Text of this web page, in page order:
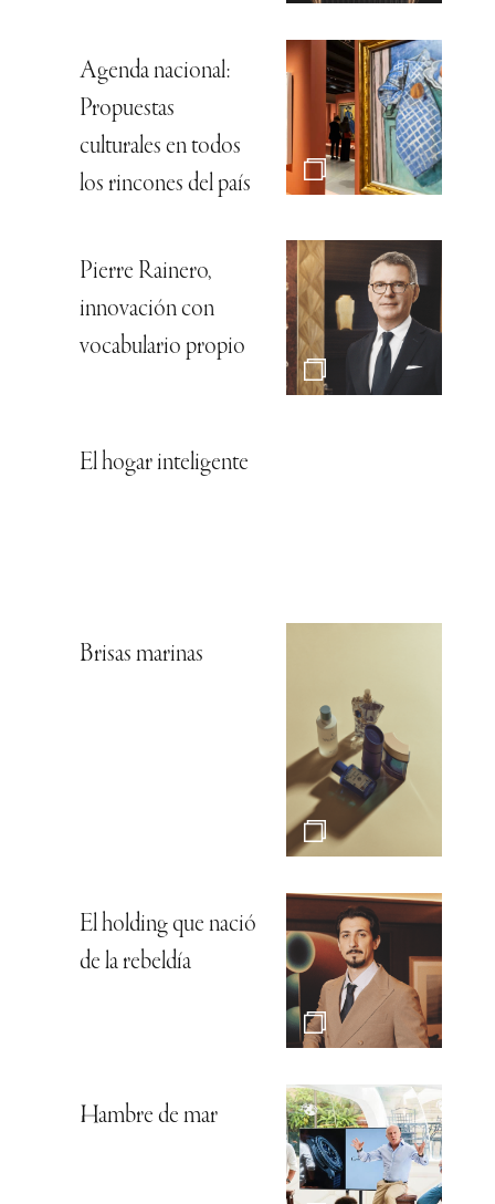
Agenda nacional:
Propuestas
culturales en todos
los rincones del país
Pierre Rainero,
innovación con
vocabulario propio
El hogar inteligente
Brisas marinas
El holding que nació
de la rebeldía
Hambre de mar